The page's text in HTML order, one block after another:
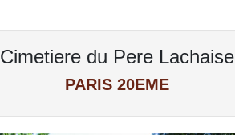
Cimetiere du Pere Lachaise
PARIS 20EME